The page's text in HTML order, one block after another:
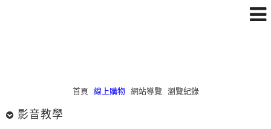
首頁 線上購物 網站導覽 瀏覽紀錄
影音教學